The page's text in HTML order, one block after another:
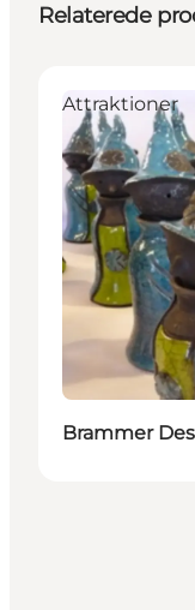
Relaterede
Attraktioner
Brammer